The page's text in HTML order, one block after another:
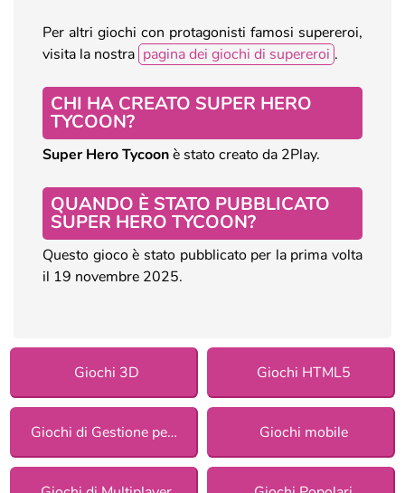
Per altri giochi con protagonisti famosi supereroi,
visita la nostra pagina dei giochi di supereroi .
CHI HA CREATO SUPER HERO
TYCOON?
Super Hero Tycoonè stato creato da 2Play.
QUANDO È STATO PUBBLICATO
SUPER HERO TYCOON?
Questo gioco è stato pubblicato per la prima volta
il 19 novembre 2025.
Giochi 3D Giochi HTML5
Giochi di Gestione per ragazze Giochi mobile